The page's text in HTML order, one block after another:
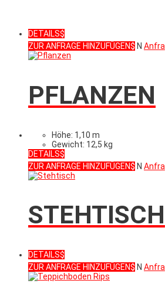
DETAILS
ZUR ANFRAGE HINZUFÜGEN
N
PFLANZEN
Höhe: 1,10 m
Gewicht: 12,5 kg
DETAILS
ZUR ANFRAGE HINZUFÜGEN
N
STEHTISCH
DETAILS
ZUR ANFRAGE HINZUFÜGEN
N